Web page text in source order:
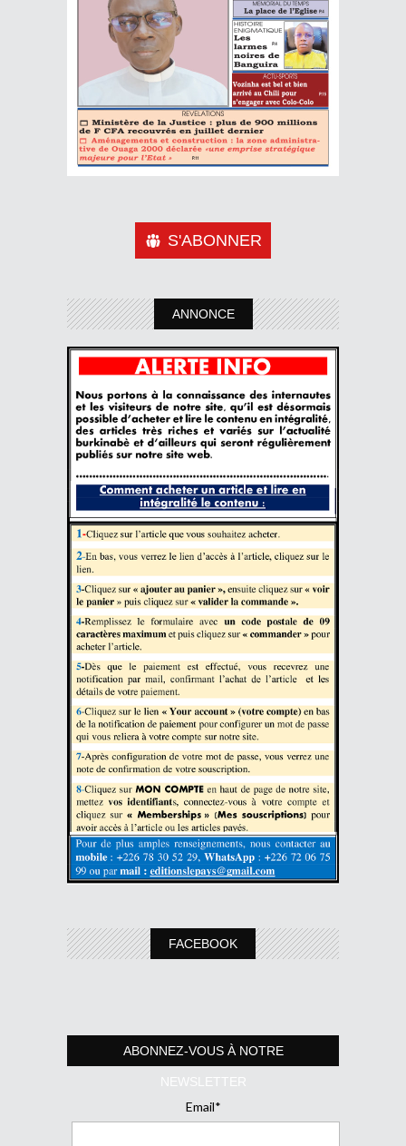
S'ABONNER
ANNONCE
FACEBOOK
ABONNEZ-VOUS À NOTRE
NEWSLETTER
Email*